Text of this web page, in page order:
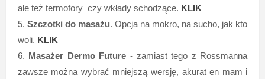
ale też termofory czy wkłady schodzące. KLIK
5. Szczotki do masażu. Opcja na mokro, na sucho, jak kto
woli. KLIK
6. Masażer Dermo Future - zamiast tego z Rossmanna
zawsze można wybrać mniejszą wersję, akurat en mam i